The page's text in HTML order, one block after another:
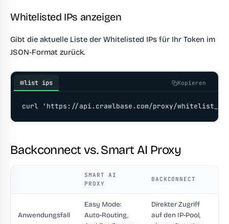
Whitelisted IPs anzeigen
Gibt die aktuelle Liste der Whitelisted IPs für Ihr Token im
JSON-Format zurück.
list ips Kopieren
curl 'https://api.crawlbase.com/proxy/
Backconnect vs. Smart AI Proxy
SMART AI
PROXY
BACKCONNECT
Anwendungsfall
Easy Mode:
Auto-Routing,
Direkter Zugriff
auf den IP-Pool,